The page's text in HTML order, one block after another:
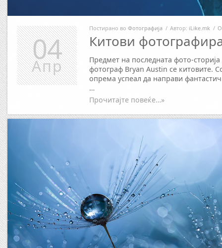
Постирано во Фотографија / Автор: iLike.mk /
Китови
Предмет на последната фото-
фотограф Bryan Austin се китовите.
опрема успеал да направи
…
Прочитајте повеќе…»
04
Апр